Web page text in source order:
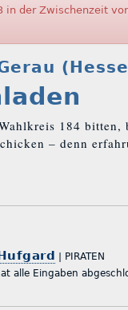
in der Zwischenzeit
184 bitten,
– denn
| PIRATEN
Kandidat hat alle Eingaben